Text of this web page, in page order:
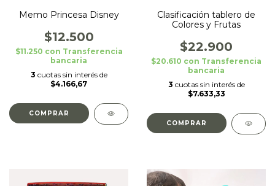
Memo Princesa Disney
$12.500
$11.250 con Transferencia
bancaria
3 cuotas sin interés de
$4.166,67
Clasificación tablero de
Colores y Frutas
$22.900
$20.610 con Transferencia
bancaria
3 cuotas sin interés de
$7.633,33